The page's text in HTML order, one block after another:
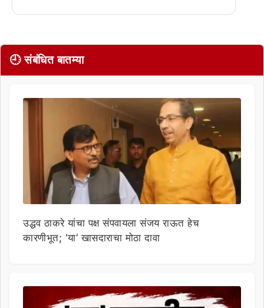
🕘 संबंधित बातम्या
उद्धव ठाकरे यांचा पक्ष संपवायला संजय राऊत हेच
कारणीभूत; ‘या’ खासदाराचा मोठा दावा